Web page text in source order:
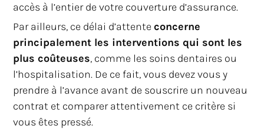
accès à l’entier de votre couverture d’assurance.
Par ailleurs, ce délai d’attenteconcerne
principalement les interventions qui sont les
plus coûteuses, comme les soins dentaires ou
l’hospitalisation. De ce fait, vous devez vous y
prendre à l’avance avant de souscrire un nouveau
contrat et comparer attentivement ce critère si
vous êtes pressé.